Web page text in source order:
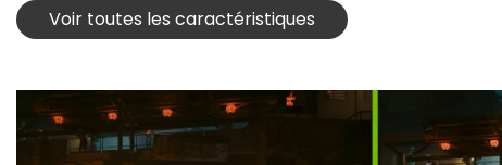
Voir toutes les caractéristiques